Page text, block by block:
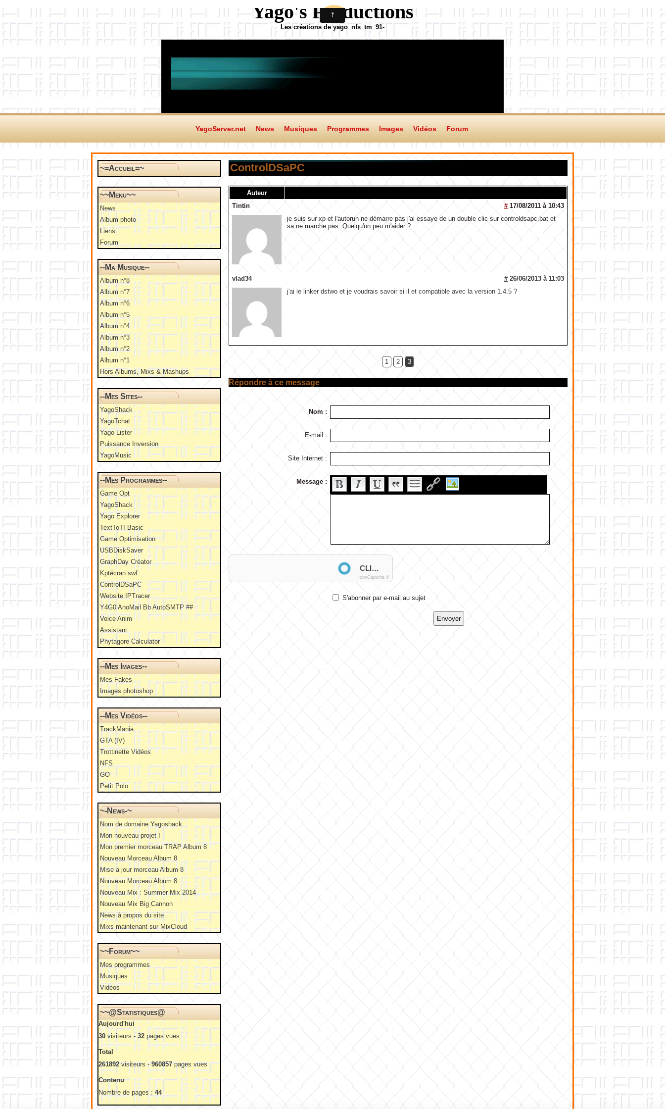
Yago's Productions
Les créations de yago_nfs_tm_91-
YagoServer.net News Musiques Programmes Images Vidéos Forum
~=Accueil=~
~~Menu~~
News
Album photo
Liens
Forum
--Ma Musique--
Album n°8
Album n°7
Album n°6
Album n°5
Album n°4
Album n°3
Album n°2
Album n°1
Hors Albums, Mixs & Mashups
--Mes Sites--
YagoShack
YagoTchat
Yago Lister
Puissance Inversion
YagoMusic
--Mes Programmes--
Game Opt
YagoShack
Yago Explorer
TextToTI-Basic
Game Optimisation
USBDiskSaver
GraphDay Créator
Kptécran swf
ControlDSaPC
Website IPTracer
Y4G0 AnoMail Bb AutoSMTP ##
Voice Anim
Assistant
Phytagore Calculator
--Mes Images--
Mes Fakes
Images photoshop
--Mes Vidéos--
TrackMania
GTA (IV)
Trottinette Vidéos
NFS
GO
Petit Polo
~-News-~
Nom de domaine Yagoshack
Mon nouveau projet !
Mon premier morceau TRAP Album 8
Nouveau Morceau Album 8
Mise a jour morceau Album 8
Nouveau Morceau Album 8
Nouveau Mix : Summer Mix 2014
Nouveau Mix Big Cannon
News à propos du site
Mixs maintenant sur MixCloud
~~Forum~~
Mes programmes
Musiques
Vidéos
~~@Statistiques@
Aujourd'hui
30 visiteurs - 32 pages vues
Total
261892visiteurs -960857pages vues
Contenu
Nombre de pages :44
ControlDSaPC
Auteur
#17/08/2011 à 10:43
Tintin
je suis sur xp et l'autorun ne démarre pas j'ai essaye de un double clic sur controldsapc.bat et
sa ne marche pas. Quelqu'un peu m'aider ?
# 26/06/2013 à 11:03
vlad34
j'ai le linker dstwo et je voudrais savoir si il et compatible avec la version 1.4.5 ?
1 2 3
Répondre à ce message
Nom :
E-mail :
Site Internet :
Message :
CLIQUEZ POUR VALIDER
IconCaptcha ©
S'abonner par e-mail au sujet